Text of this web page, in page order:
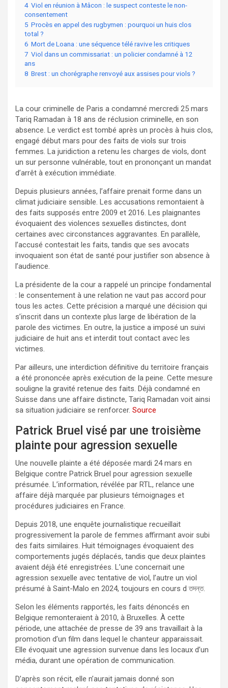
4 Viol en réunion à Mâcon : le suspect conteste le non-
consentement
5 Procès en appel des rugbymen : pourquoi un huis clos
total ?
6 Mort de Loana : une séquence télé ravive les critiques
7 Viol dans un commissariat : un policier condamné à 12
ans
8 Brest : un chorégraphe renvoyé aux assises pour viols ?
La cour criminelle de Paris a condamné mercredi 25 mars
Tariq Ramadan à 18 ans de réclusion criminelle, en son
absence. Le verdict est tombé après un procès à huis clos,
engagé début mars pour des faits de viols sur trois
femmes. La juridiction a retenu les charges de viols, dont
un sur personne vulnérable, tout en prononçant un mandat
d’arrêt à exécution immédiate.
Depuis plusieurs années, l’affaire prenait forme dans un
climat judiciaire sensible. Les accusations remontaient à
des faits supposés entre 2009 et 2016. Les plaignantes
évoquaient des violences sexuelles distinctes, dont
certaines avec circonstances aggravantes. En parallèle,
l’accusé contestait les faits, tandis que ses avocats
invoquaient son état de santé pour justifier son absence à
l’audience.
La présidente de la cour a rappelé un principe fondamental
: le consentement à une relation ne vaut pas accord pour
tous les actes. Cette précision a marqué une décision qui
s’inscrit dans un contexte plus large de libération de la
parole des victimes. En outre, la justice a imposé un suivi
judiciaire de huit ans et interdit tout contact avec les
victimes.
Par ailleurs, une interdiction définitive du territoire français
a été prononcée après exécution de la peine. Cette mesure
souligne la gravité retenue des faits. Déjà condamné en
Suisse dans une affaire distincte, Tariq Ramadan voit ainsi
sa situation judiciaire se renforcer. Source
Patrick Bruel visé par une troisième
plainte pour agression sexuelle
Une nouvelle plainte a été déposée mardi 24 mars en
Belgique contre Patrick Bruel pour agression sexuelle
présumée. L’information, révélée par RTL, relance une
affaire déjà marquée par plusieurs témoignages et
procédures judiciaires en France.
Depuis 2018, une enquête journalistique recueillait
progressivement la parole de femmes affirmant avoir subi
des faits similaires. Huit témoignages évoquaient des
comportements jugés déplacés, tandis que deux plaintes
avaient déjà été enregistrées. L’une concernait une
agression sexuelle avec tentative de viol, l’autre un viol
présumé à Saint-Malo en 2024, toujours en cours d তদন্ত.
Selon les éléments rapportés, les faits dénoncés en
Belgique remonteraient à 2010, à Bruxelles. À cette
période, une attachée de presse de 39 ans travaillait à la
promotion d’un film dans lequel le chanteur apparaissait.
Elle évoquait une agression survenue dans les locaux d’un
média, durant une opération de communication.
D’après son récit, elle n’aurait jamais donné son